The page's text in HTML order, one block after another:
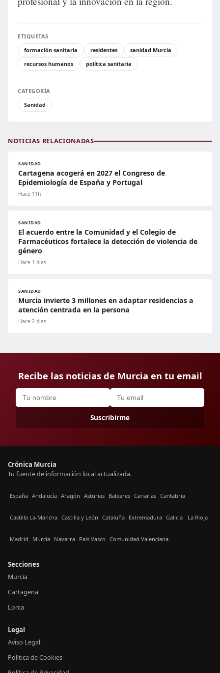
ETIQUETAS
formación sanitaria
residentes
sanidad Murcia
recursos humanos
política sanitaria
CATEGORÍA
Sanidad
NOTICIAS RELACIONADAS
SANIDAD
Cartagena acogerá en 2027 el Congreso de
Epidemiología de España y Portugal
Hace 11h
SANIDAD
El acuerdo entre la Comunidad y el Colegio de
Farmacéuticos fortalece la detección de violencia de
género
Hace 1 días
SANIDAD
Murcia invierte 3 millones en adaptar residencias a
atención centrada en la persona
Hace 2 días
Recibe las noticias de Murcia en tu email
Suscribirme
Crónica Murcia
Tu fuente de información local actualizada.
España Andalucía Aragón Asturias Baleares Canarias Cantabria
Castilla La-Mancha Castilla y León Cataluña Extremadura Galicia La Rioja
Madrid Murcia Navarra País Vasco Comunidad Valenciana
Secciones
Murcia
Cartagena
Lorca
Legal
Aviso Legal
Política de Cookies